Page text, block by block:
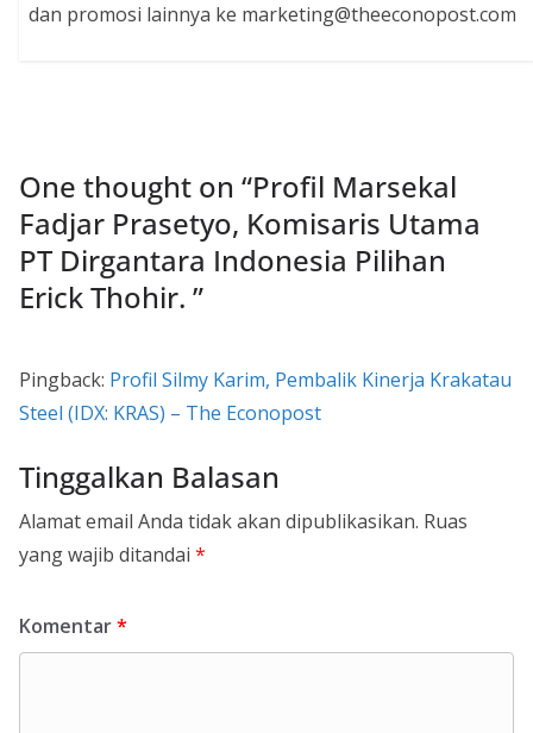
dan promosi lainnya ke marketing@theeconopost.com
One thought on “Profil Marsekal
Fadjar Prasetyo, Komisaris Utama
PT Dirgantara Indonesia Pilihan
Erick Thohir. ”
Pingback: Profil Silmy Karim, Pembalik Kinerja Krakatau
Steel (IDX: KRAS) – The Econopost
Tinggalkan Balasan
Alamat email Anda tidak akan dipublikasikan. Ruas
yang wajib ditandai *
Komentar*